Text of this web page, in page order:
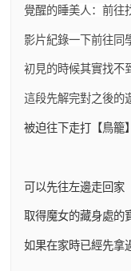
覺醒的睡美人：前往
影片紀錄一下前往同
初見的時候其實找不
這段先解完對之後的
被迫往下走打【鳥籠
可以先往左邊走回家
取得魔女的藏身處的
如果在家時已經先拿